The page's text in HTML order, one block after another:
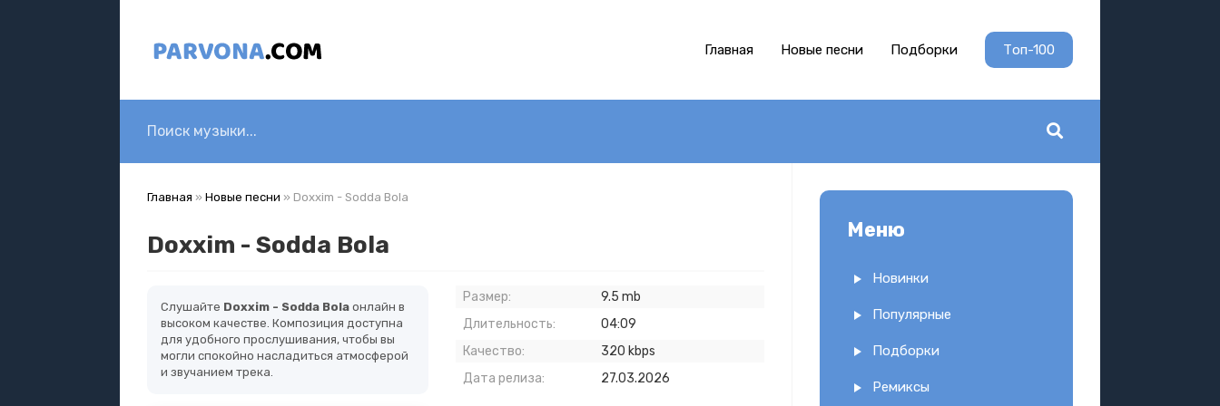
Главная Новые песни Подборки Топ-100
Главная » Новые песни » Doxxim - Sodda Bola
Doxxim - Sodda Bola
Слушайте Doxxim - Sodda Bola онлайн в
высоком качестве. Композиция доступна
для удобного прослушивания, чтобы вы
могли спокойно насладиться атмосферой
и звучанием трека.
Размер:
9.5 mb
Длительность:
04:09
Качество:
320 kbps
Дата релиза:
27.03.2026
Меню
Новинки
Популярные
Подборки
Ремиксы